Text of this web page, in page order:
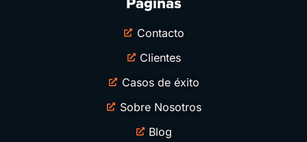
Contacto
Clientes
Casos de éxito
Sobre Nosotros
Blog